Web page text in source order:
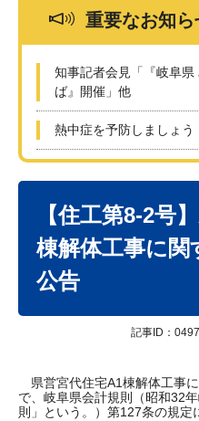
重要なお知ら
知事記者会見「『岐阜
ば』開催」他
熱中症を予防しましょう
【住工第8-2号
棟解体工事に関
公告
記事ID：
県営宮代住宅A1棟解体工事
で、岐阜県会計規則（昭和32
則」という。）第127条の規定